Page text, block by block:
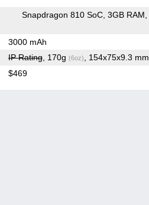
Snapdragon 810 SoC 3GB RAM
3000 mAh
IP Rating, 170g (6oz) , 154x75x9.3 mm
$469